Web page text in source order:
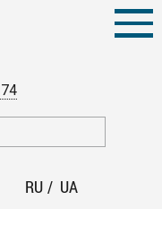
RU UA